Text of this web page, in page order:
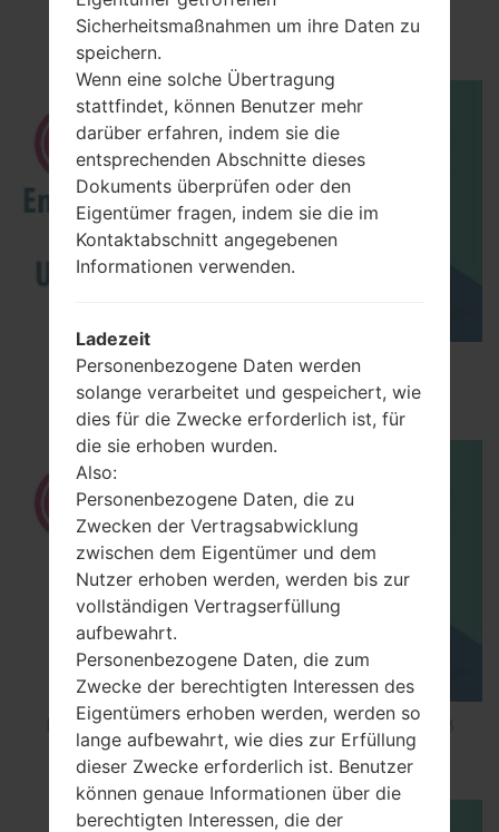
LGV9000(LGV9000)
How to Enable Developer Options & USB
Debugging on LG ?
How to Factory Reset through code on LG K8
M200E?
Sicherheitsmaßnahmen um ihre Daten zu
speichern.
Wenn eine solche Übertragung
stattfindet, können Benutzer mehr
darüber erfahren, indem sie die
entsprechenden Abschnitte dieses
Dokuments überprüfen oder den
Eigentümer fragen, indem sie die im
Kontaktabschnitt angegebenen
Informationen verwenden.
Ladezeit
Personenbezogene Daten werden
solange verarbeitet und gespeichert, wie
dies für die Zwecke erforderlich ist, für
die sie erhoben wurden.
Also:
Personenbezogene Daten, die zu
Zwecken der Vertragsabwicklung
zwischen dem Eigentümer und dem
Nutzer erhoben werden, werden bis zur
vollständigen Vertragserfüllung
aufbewahrt.
Personenbezogene Daten, die zum
Zwecke der berechtigten Interessen des
Eigentümers erhoben werden, werden so
lange aufbewahrt, wie dies zur Erfüllung
dieser Zwecke erforderlich ist. Benutzer
können genaue Informationen über die
berechtigten Interessen, die der